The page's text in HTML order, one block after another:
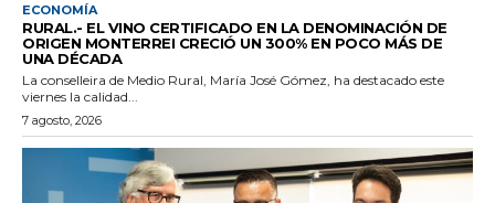
ECONOMÍA
RURAL.- EL VINO CERTIFICADO EN LA DENOMINACIÓN DE
ORIGEN MONTERREI CRECIÓ UN 300% EN POCO MÁS DE
UNA DÉCADA
La conselleira de Medio Rural, María José Gómez, ha destacado este
viernes la calidad...
7 agosto, 2026